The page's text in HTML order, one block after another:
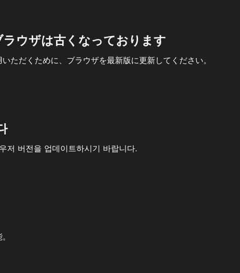
ウザは古くなっております
ただくために、ブラウザを最新版に更新してください。
저 버전을 업데이트하시기 바랍니다.